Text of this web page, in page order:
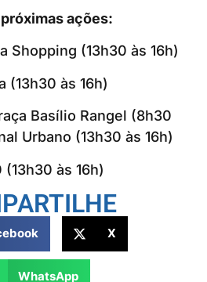
ações:
Shopping (13h30 às 16h)
(13h30 às 16h)
Basílio Rangel (8h30
Urbano (13h30 às 16h)
às 16h)
X
WhatsApp